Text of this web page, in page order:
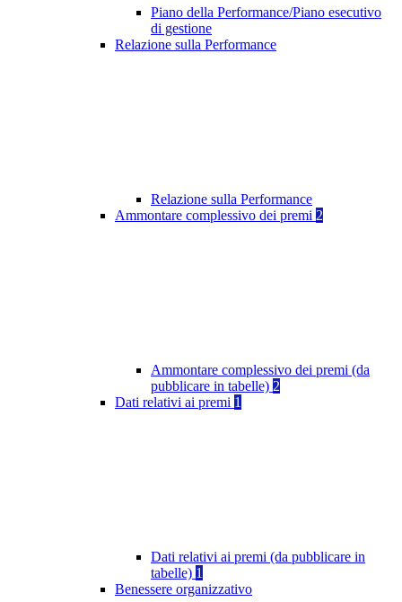
Piano della Performance/Piano esecutivo
di gestione
Relazione sulla Performance
Relazione sulla Performance
Ammontare complessivo dei premi 2
Ammontare complessivo dei premi (da
pubblicare in tabelle) 2
Dati relativi ai premi 1
Dati relativi ai premi (da pubblicare in
tabelle) 1
Benessere organizzativo